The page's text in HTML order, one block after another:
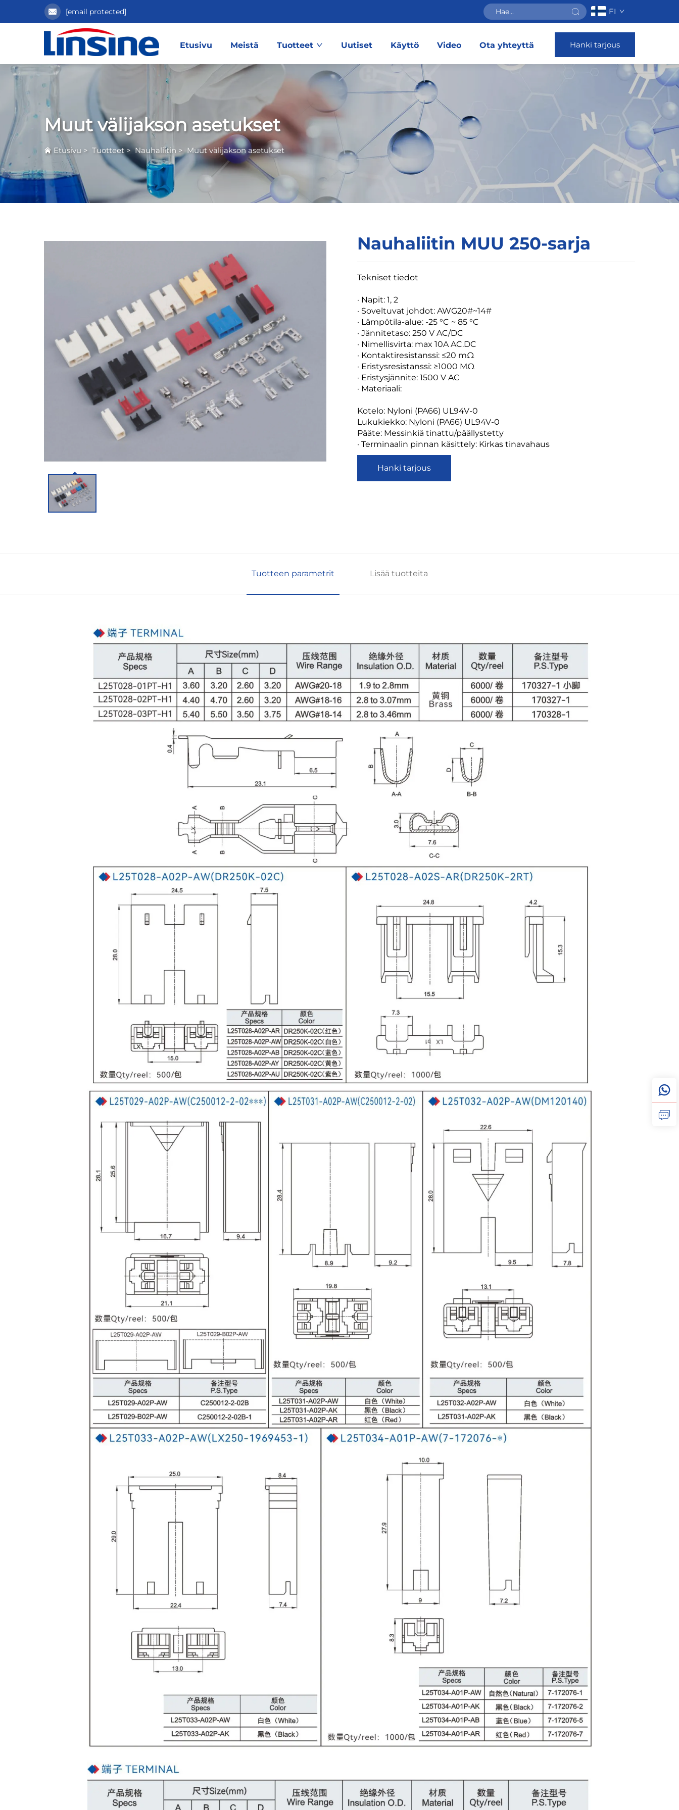
[email protected] FI
Etusivu Meistä Tuotteet Uutiset Käyttö Video Ota yhteyttä Hanki tarjous
Muut välijakson asetukset
Etusivu > Tuotteet >Nauhaliitin > Muut välijakson asetukset
Nauhaliitin MUU 250-sarja
Tekniset tiedot
· Napit: 1, 2
· Soveltuvat johdot: AWG20#~14#
· Lämpötila-alue: -25 °C ~ 85 °C
· Jännitetaso: 250 V AC/DC
· Nimellisvirta: max 10A AC.DC
· Kontaktiresistanssi: ≤20 mΩ
· Eristysresistanssi: ≥1000 MΩ
· Eristysjännite: 1500 V AC
· Materiaali:
Kotelo: Nyloni (PA66) UL94V-0
Lukukiekko: Nyloni (PA66) UL94V-0
Pääte: Messinkiä tinattu/päällystetty
· Terminaalin pinnan käsittely: Kirkas tinavahaus
Hanki tarjous
Tuotteen parametrit Lisää tuotteita